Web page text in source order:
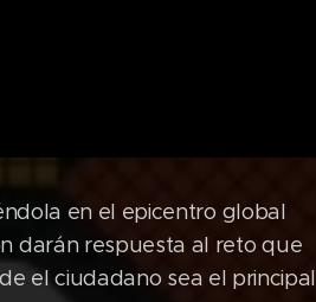
en el epicentro global
darán respuesta al reto que
el ciudadano sea el principal